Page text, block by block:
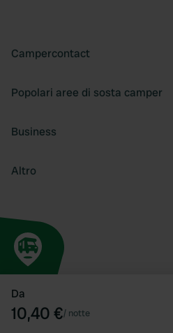
Da
10,40 €/ notte
Campercontact
Popolari aree di sosta camper
Business
Altro